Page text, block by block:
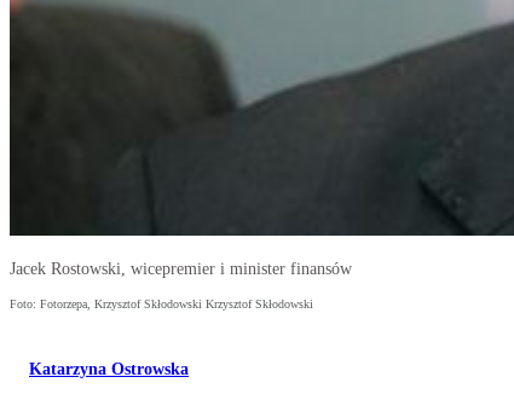
Jacek Rostowski, wicepremier i minister finansów
Foto: Fotorzepa, Krzysztof Skłodowski Krzysztof Skłodowski
Katarzyna Ostrowska